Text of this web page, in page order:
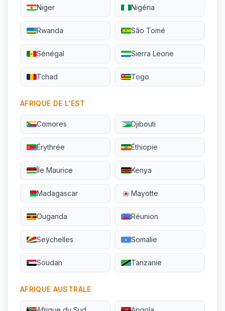
Niger Nigéria
Rwanda São Tomé
Sénégal Sierra Leone
Tchad Togo
AFRIQUE DE L'EST
Comores Djibouti
Érythrée Éthiopie
Île Maurice Kenya
Madagascar Mayotte
Ouganda Réunion
Seychelles Somalie
Soudan Tanzanie
AFRIQUE AUSTRALE